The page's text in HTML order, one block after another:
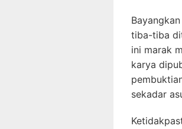
tiba-tiba
ini marak
karya
sekadar